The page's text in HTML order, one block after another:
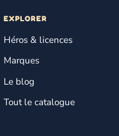
EXPLORER
Héros & licences
Marques
Le blog
Tout le catalogue